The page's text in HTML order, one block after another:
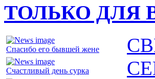
ТОЛЬКО ДЛЯ
Спасибо его бывшей жене
Счастливый день сурка